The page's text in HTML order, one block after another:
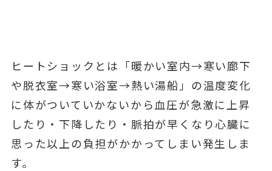
ヒートショックとは「暖かい室内→寒い廊下
や脱衣室→寒い浴室→熱い湯船」の温度変化
に体がついていかないから血圧が急激に上昇
したり・下降したり・脈拍が早くなり心臓に
思った以上の負担がかかってしまい発生しま
す。